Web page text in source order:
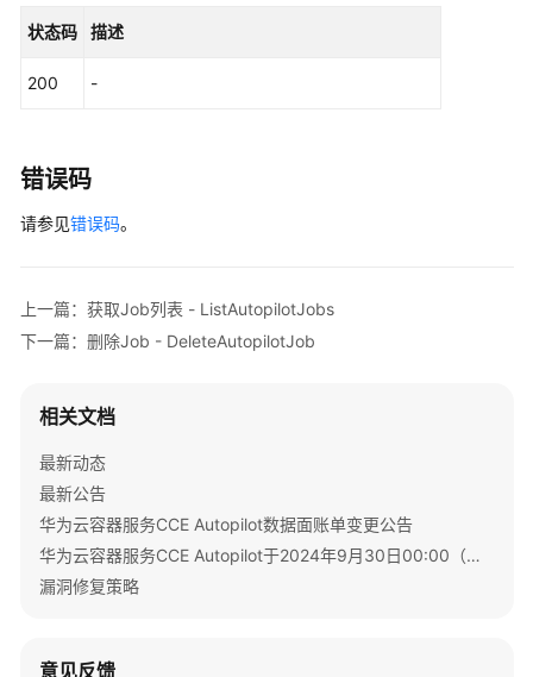
}
状态码 描述
200 -
错误码
请参见错误码。
上一篇：获取Job列表 - ListAutopilotJobs
下一篇：删除Job - DeleteAutopilotJob
相关文档
最新动态
最新公告
华为云容器服务CCE Autopilot数据面账单变更公告
华为云容器服务CCE Autopilot于2024年9月30日00:00（北京时间）转商
漏洞修复策略
意见反馈